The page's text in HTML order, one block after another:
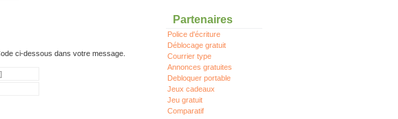
ci-dessous dans votre message.
Partenaires
Police d'écriture
Déblocage gratuit
Courrier type
Annonces gratuites
Debloquer portable
Jeux cadeaux
Jeu gratuit
Comparatif